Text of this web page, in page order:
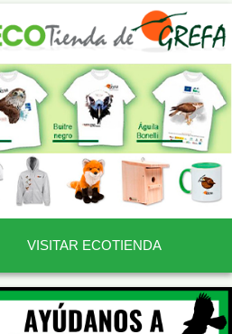
VISITAR ECOTIENDA